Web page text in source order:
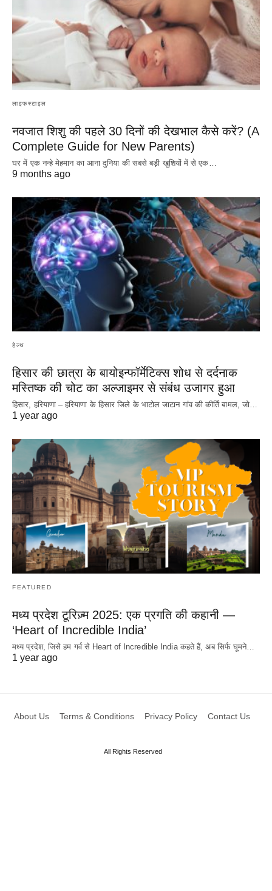
लाइफस्टाइल
नवजात शिशु की पहले 30 दिनों की देखभाल कैसे करें? (A
Complete Guide for New Parents)
घर में एक नन्हे मेहमान का आना दुनिया की सबसे बड़ी खुशियों में से एक…
9 months ago
हेल्थ
हिसार की छात्रा के बायोइन्फॉर्मेटिक्स शोध से दर्दनाक
मस्तिष्क की चोट का अल्जाइमर से संबंध उजागर हुआ
हिसार, हरियाणा – हरियाणा के हिसार जिले के भाटोल जाटान गांव की कीर्ति बामल, जो…
1 year ago
FEATURED
मध्य प्रदेश टूरिज़्म 2025: एक प्रगति की कहानी —
‘Heart of Incredible India’
मध्य प्रदेश, जिसे हम गर्व से Heart of Incredible India कहते हैं, अब सिर्फ घूमने…
1 year ago
About Us Terms & Conditions Privacy Policy Contact Us
All Rights Reserved